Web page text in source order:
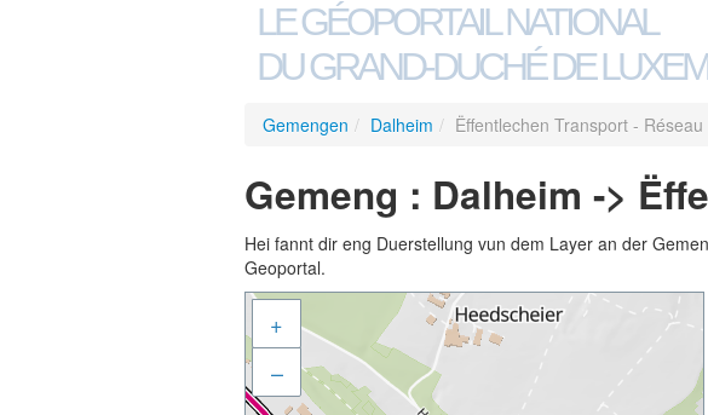
LE GÉOPORTAIL NATIONAL
DU GRAND-DUCHÉ DE
Gemengen / Dalheim / Ëffentlechen Transport - Réseau
Gemeng : Dalheim ->
Hei fannt dir eng Duerstellung vun dem Layer an der
Geoportal.
+
–